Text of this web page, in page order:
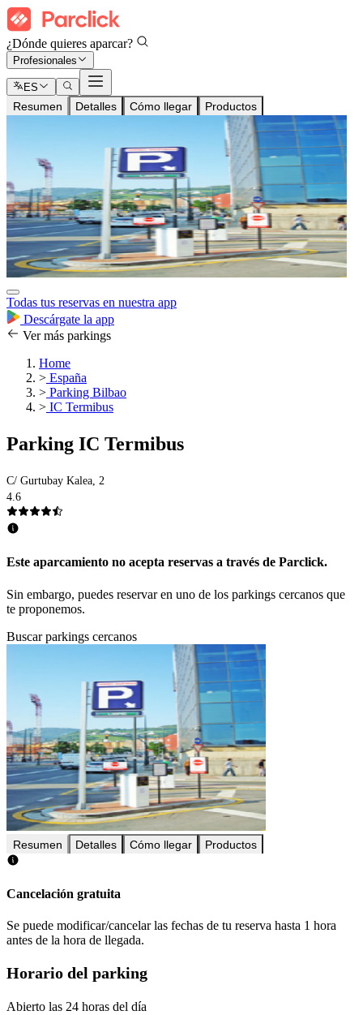
¿Dónde quieres aparcar?
Profesionales
ES
Resumen Detalles Cómo llegar Productos
Todas tus reservas en nuestra app
Descárgate la app
Ver más parkings
Home
> España
> Parking Bilbao
> IC Termibus
Parking IC Termibus
C/ Gurtubay Kalea, 2
4.6
Este aparcamiento no acepta reservas a través de Parclick.
Sin embargo, puedes reservar en uno de los parkings cercanos que
te proponemos.
Buscar parkings cercanos
Resumen Detalles Cómo llegar Productos
Cancelación gratuita
Se puede modificar/cancelar las fechas de tu reserva hasta 1 hora
antes de la hora de llegada.
Horario del parking
Abierto las 24 horas del día